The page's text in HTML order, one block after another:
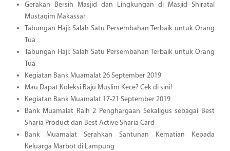
Gerakan Bersih Masjid dan Lingkungan di Masjid Shiratal
Mustaqim Makassar
Tabungan Haji: Salah Satu Persembahan Terbaik untuk Orang
Tua
Tabungan Haji: Salah Satu Persembahan Terbaik untuk Orang
Tua
Kegiatan Bank Muamalat 26 September 2019
Mau Dapat Koleksi Baju Muslim Kece? Cek di sini!
Kegiatan Bank Muamalat 17-21 September 2019
Bank Muamalat Raih 2 Penghargaan Sekaligus sebagai Best
Sharia Product dan Best Active Sharia Card
Bank Muamalat Serahkan Santunan Kematian Kepada
Keluarga Marbot di Lampung